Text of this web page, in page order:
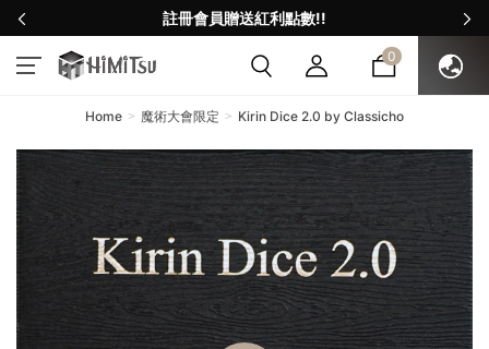
註冊會員贈送紅利點數!!
0
Home 魔術大會限定 Kirin Dice 2.0 by Classicho